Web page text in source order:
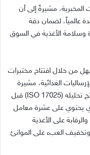
مشيرةً إلى أن
عالمياً، لضمان دقة
وسلامة الأغذية في السوق
من خلال افتتاح مختبرات
الغذائية، مشيرة
إلى أن المختبر حصل على الاعتماد الدولي لنتائج تحليله (ISO 17025) قبل
يحتوي على عشرة معامل
على الأغذية
وتخفيف العبء على الموانئ